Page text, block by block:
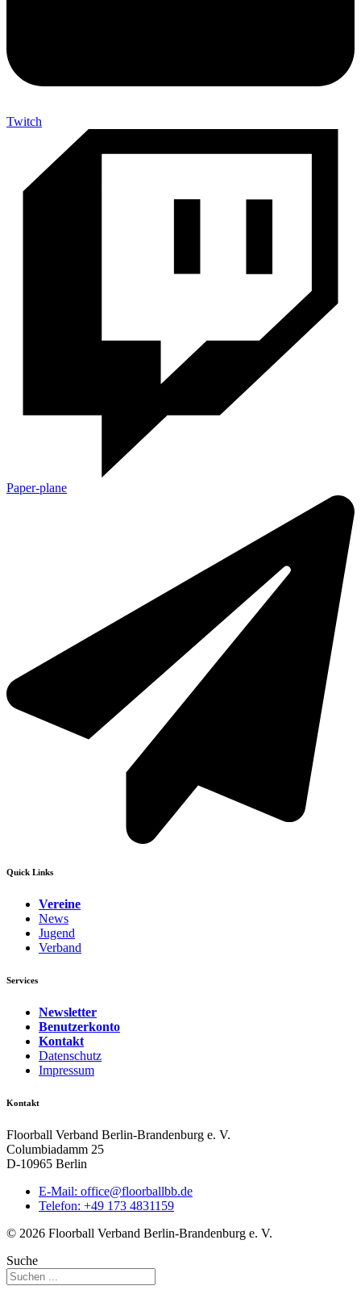
Twitch
Paper-plane
Quick Links
Vereine
News
Jugend
Verband
Services
Newsletter
Benutzerkonto
Kontakt
Datenschutz
Impressum
Kontakt
Floorball Verband Berlin-Brandenburg e. V.
Columbiadamm 25
D-10965 Berlin
E-Mail: ed.bbllabroolf@eciffo
Telefon: +49 173 4831159
© 2026 Floorball Verband Berlin-Brandenburg e. V.
Suche